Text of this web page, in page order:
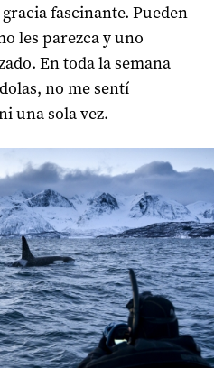
fascinante. Pueden
les parezca y uno
En toda la semana
no me sentí
una sola vez.